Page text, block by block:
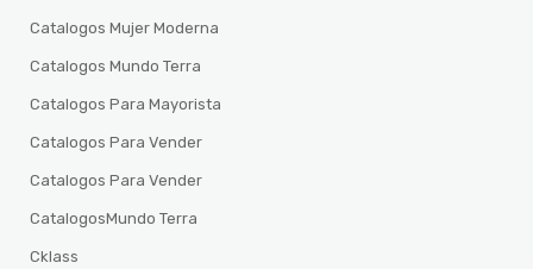
Catalogos Mujer Moderna
Catalogos Mundo Terra
Catalogos Para Mayorista
Catalogos Para Vender
Catalogos Para Vender
CatalogosMundo Terra
Cklass